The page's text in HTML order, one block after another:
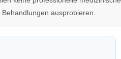
ausprobieren.